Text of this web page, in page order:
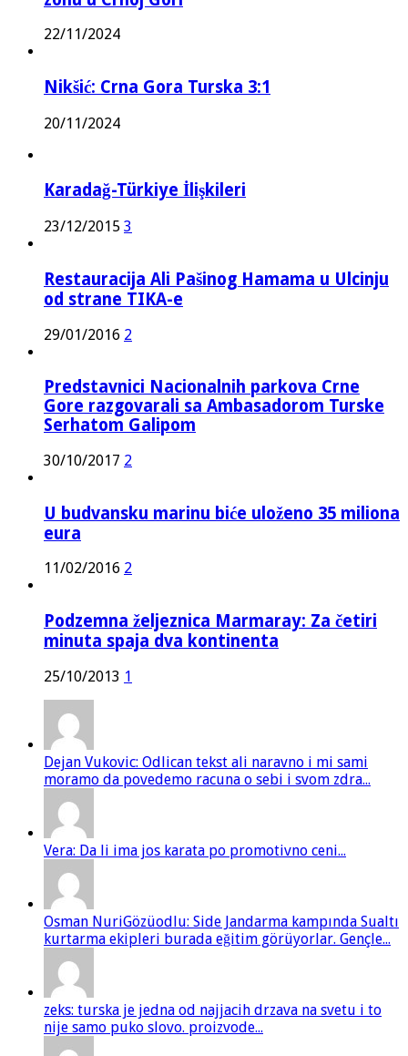
22/11/2024
Nikšić: Crna Gora Turska 3:1
20/11/2024
Karadağ-Türkiye İlişkileri
23/12/2015 3
Restauracija Ali Pašinog Hamama u Ulcinju
od strane TIKA-e
29/01/2016 2
Predstavnici Nacionalnih parkova Crne
Gore razgovarali sa Ambasadorom Turske
Serhatom Galipom
30/10/2017 2
U budvansku marinu biće uloženo 35 miliona
eura
11/02/2016 2
Podzemna željeznica Marmaray: Za četiri
minuta spaja dva kontinenta
25/10/2013 1
Dejan Vukovic: Odlican tekst ali naravno i mi sami
moramo da povedemo racuna o sebi i svom zdra...
Vera: Da li ima jos karata po promotivno ceni...
Osman NuriGözüodlu: Side Jandarma kampında Sualtı
kurtarma ekipleri burada eğitim görüyorlar. Gençle...
zeks: turska je jedna od najjacih drzava na svetu i to
nije samo puko slovo. proizvode...